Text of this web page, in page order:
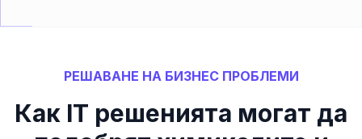
РЕШАВАНЕ НА БИЗНЕС ПРОБЛЕМИ
Как IT решенията могат да